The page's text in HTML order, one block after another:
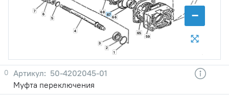
−
1
2
3
4
5
6
7
59
65
66
67
68
0
50-4202045-01
Муфта переключения